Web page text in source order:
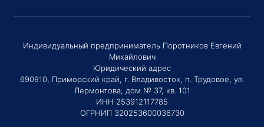
Индивидуальный предприниматель Поротников Евгений
Михайлович
Юридический адрес
690910, Приморский край, г. Владивосток, п. Трудовое, ул.
Лермонтова, дом № 37, кв. 101
ИНН 253912117785
ОГРНИП 320253600036730